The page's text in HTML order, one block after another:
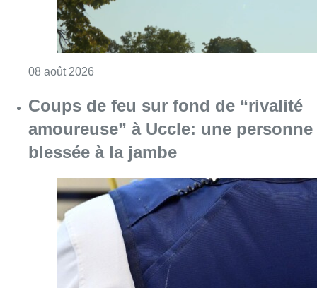
08 août 2026
Coups de feu sur fond de “rivalité
amoureuse” à Uccle: une personne
blessée à la jambe